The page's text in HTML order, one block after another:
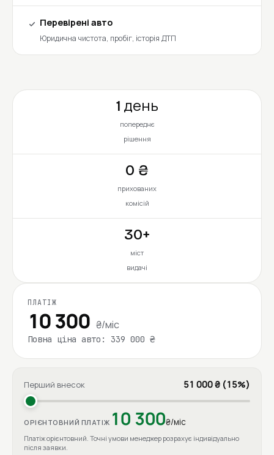
Перевірені авто
Юридична чистота, пробіг, історія ДТП
1 день
попереднє
рішення
0 ₴
прихованих
комісій
30+
міст
видачі
ПЛАТІЖ
10 300 ₴/міс
Повна ціна авто: 339 000 ₴
Перший внесок 51 000 ₴ (15%)
ОРІЄНТОВНИЙ ПЛАТІЖ 10 300₴/міс
Платіж орієнтовний. Точні умови менеджер розрахує індивідуально
після заявки.